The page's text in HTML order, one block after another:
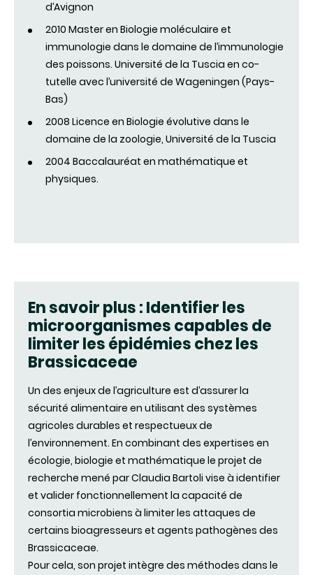
d’Avignon
2010 Master en Biologie moléculaire et
immunologie dans le domaine de l’immunologie
des poissons. Université de la Tuscia en co-
tutelle avec l’université de Wageningen (Pays-
Bas)
2008 Licence en Biologie évolutive dans le
domaine de la zoologie, Université de la Tuscia
2004 Baccalauréat en mathématique et
physiques.
En savoir plus : Identifier les
microorganismes capables de
limiter les épidémies chez les
Brassicaceae
Un des enjeux de l’agriculture est d’assurer la
sécurité alimentaire en utilisant des systèmes
agricoles durables et respectueux de
l’environnement. En combinant des expertises en
écologie, biologie et mathématique le projet de
recherche mené par Claudia Bartoli vise à identifier
et valider fonctionnellement la capacité de
consortia microbiens à limiter les attaques de
certains bioagresseurs et agents pathogènes des
Brassicaceae.
Pour cela, son projet intègre des méthodes dans le